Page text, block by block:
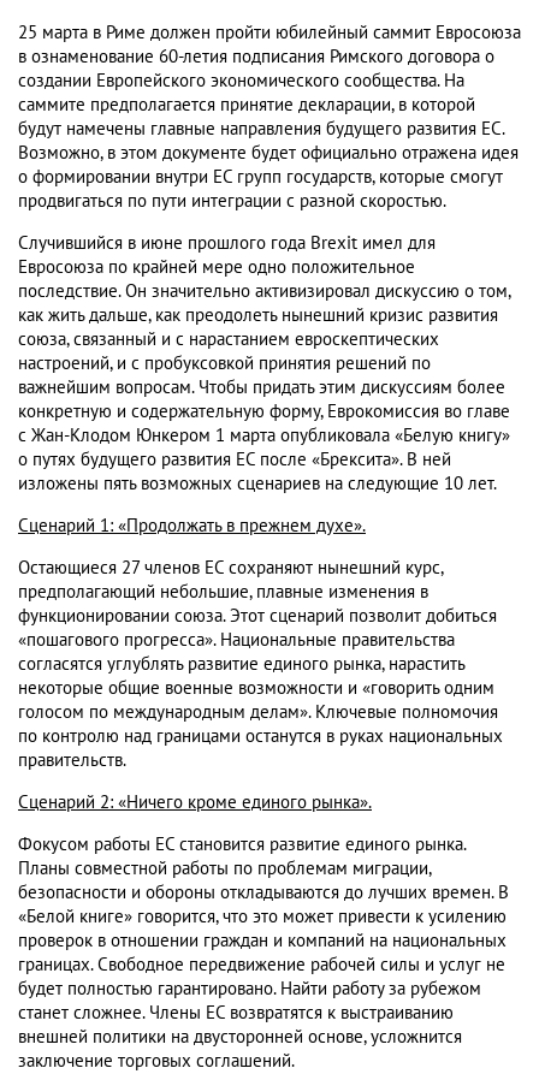
25 марта в Риме должен пройти юбилейный саммит Евросоюза
в ознаменование 60-летия подписания Римского договора о
создании Европейского экономического сообщества. На
саммите предполагается принятие декларации, в которой
будут намечены главные направления будущего развития ЕС.
Возможно, в этом документе будет официально отражена идея
о формировании внутри ЕС групп государств, которые смогут
продвигаться по пути интеграции с разной скоростью.
Случившийся в июне прошлого года Brexit имел для
Евросоюза по крайней мере одно положительное
последствие. Он значительно активизировал дискуссию о том,
как жить дальше, как преодолеть нынешний кризис развития
союза, связанный и с нарастанием евроскептических
настроений, и с пробуксовкой принятия решений по
важнейшим вопросам. Чтобы придать этим дискуссиям более
конкретную и содержательную форму, Еврокомиссия во главе
с Жан-Клодом Юнкером 1 марта опубликовала «Белую книгу»
о путях будущего развития ЕС после «Брексита». В ней
изложены пять возможных сценариев на следующие 10 лет.
Сценарий 1: «Продолжать в прежнем духе».
Остающиеся 27 членов ЕС сохраняют нынешний курс,
предполагающий небольшие, плавные изменения в
функционировании союза. Этот сценарий позволит добиться
«пошагового прогресса». Национальные правительства
согласятся углублять развитие единого рынка, нарастить
некоторые общие военные возможности и «говорить одним
голосом по международным делам». Ключевые полномочия
по контролю над границами останутся в руках национальных
правительств.
Сценарий 2: «Ничего кроме единого рынка».
Фокусом работы ЕС становится развитие единого рынка.
Планы совместной работы по проблемам миграции,
безопасности и обороны откладываются до лучших времен. В
«Белой книге» говорится, что это может привести к усилению
проверок в отношении граждан и компаний на национальных
границах. Свободное передвижение рабочей силы и услуг не
будет полностью гарантировано. Найти работу за рубежом
станет сложнее. Члены ЕС возвратятся к выстраиванию
внешней политики на двусторонней основе, усложнится
заключение торговых соглашений.